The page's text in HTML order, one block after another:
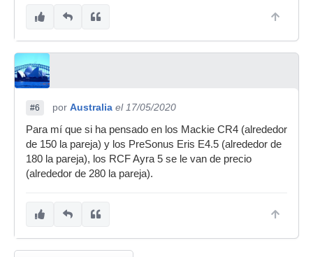
#6 por Australia el 17/05/2020
Para mí que si ha pensado en los Mackie CR4 (alrededor
de 150 la pareja) y los PreSonus Eris E4.5 (alrededor de
180 la pareja), los RCF Ayra 5 se le van de precio
(alrededor de 280 la pareja).